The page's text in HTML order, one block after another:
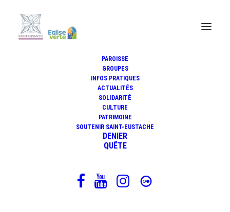
PAROISSE
GROUPES
INFOS PRATIQUES
ACTUALITÉS
SOLIDARITÉ
CULTURE
PATRIMOINE
SOUTENIR SAINT-EUSTACHE
DENIER
QUÊTE
Méditation biblique du
mercredi 30 mars 2022
5 avril 2022